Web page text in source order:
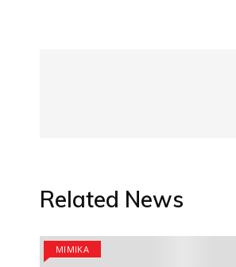
Related News
MIMIKA